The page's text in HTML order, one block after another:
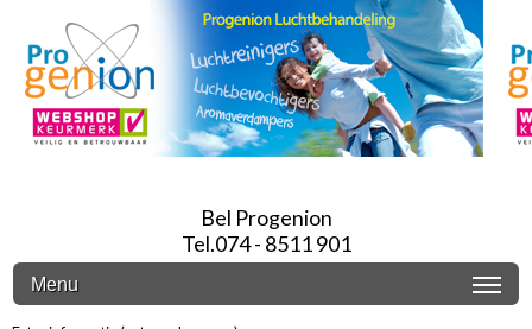
Bel Progenion
Tel.074 - 8511 901
Menu